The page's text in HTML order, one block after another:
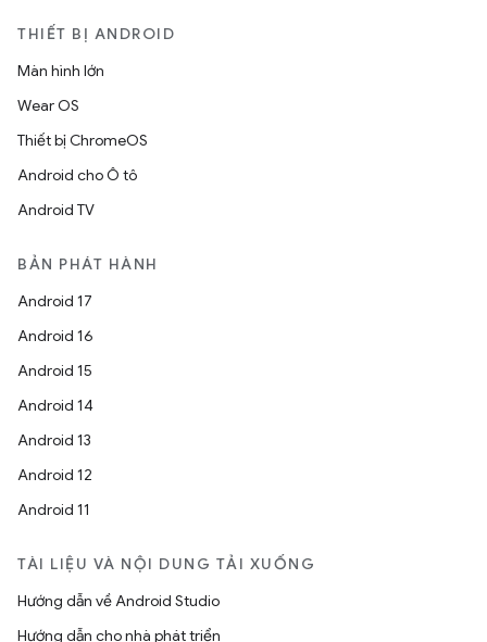
THIẾT BỊ ANDROID
Màn hình lớn
Wear OS
Thiết bị ChromeOS
Android cho Ô tô
Android TV
BẢN PHÁT HÀNH
Android 17
Android 16
Android 15
Android 14
Android 13
Android 12
Android 11
TÀI LIỆU VÀ NỘI DUNG TẢI XUỐNG
Hướng dẫn về Android Studio
Hướng dẫn cho nhà phát triển